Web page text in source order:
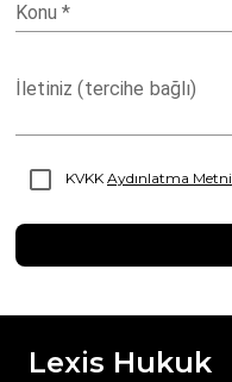
Konu *
İletiniz (tercihe bağlı)
KVKK Aydınlatma Metni
Lexis Hukuk